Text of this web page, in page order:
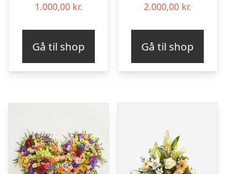
1.000,00 kr.
Gå til shop
2.000,00 kr.
Gå til shop